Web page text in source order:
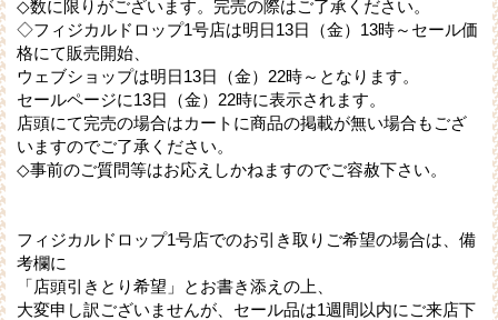
◇数に限りがございます。完売の際はご了承ください。
◇フィジカルドロップ1号店は明日13日（金）13時～セール価
格にて販売開始、
ウェブショップは明日13日（金）22時～となります。
セールページに13日（金）22時に表示されます。
店頭にて完売の場合はカートに商品の掲載が無い場合もござ
いますのでご了承ください。
◇事前のご質問等はお応えしかねますのでご容赦下さい。
フィジカルドロップ1号店でのお引き取りご希望の場合は、備
考欄に
「店頭引きとり希望」とお書き添えの上、
大変申し訳ございませんが、セール品は1週間以内にご来店下